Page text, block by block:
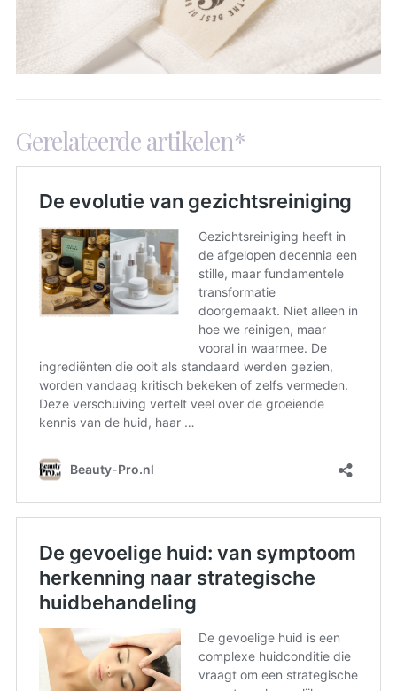
Gerelateerde artikelen*